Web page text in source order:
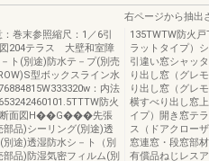
巻末参照縮尺：1／6引
204テラス 大壁和室障
ト(別途)防水テ－プ(別売
型ボックスライン水
：内法
防火
断面図H��G���先張
品)シーリング(別途)透
途)透湿防水シ－ト（別
品)防湿気密フィルム(別
右ページから抽出
135TWTW防火
ラットタイプ）
引違い窓シャッ
り出し窓（グレ
り出し窓（グレ
横すべり出し窓
イプ）開き窓テ
ス（ドアクロー
窓連窓・段窓部
有償品ねじレス